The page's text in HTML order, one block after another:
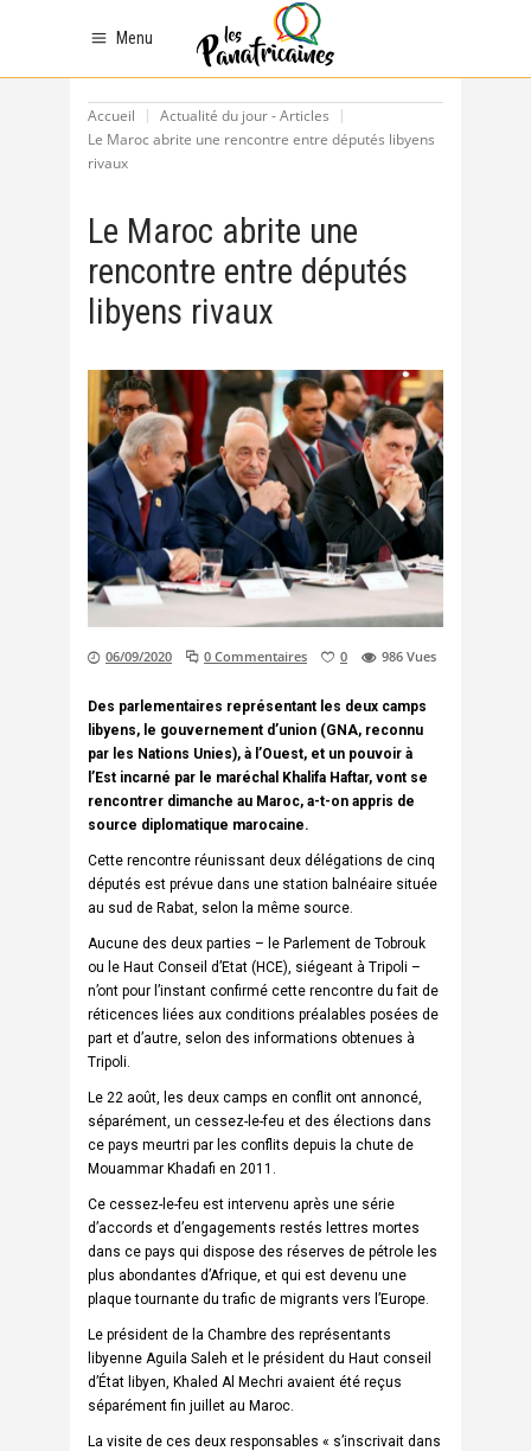
Menu
Accueil
Actualité du jour - Articles
Le Maroc abrite une rencontre entre députés libyens
rivaux
Le Maroc abrite une
rencontre entre députés
libyens rivaux
06/09/2020 0 Commentaires 0 986 Vues
Des parlementaires représentant les deux camps
libyens, le gouvernement d’union (GNA, reconnu
par les Nations Unies), à l’Ouest, et un pouvoir à
l’Est incarné par le maréchal Khalifa Haftar, vont se
rencontrer dimanche au Maroc, a-t-on appris de
source diplomatique marocaine.
Cette rencontre réunissant deux délégations de cinq
députés est prévue dans une station balnéaire située
au sud de Rabat, selon la même source.
Aucune des deux parties – le Parlement de Tobrouk
ou le Haut Conseil d’Etat (HCE), siégeant à Tripoli –
n’ont pour l’instant confirmé cette rencontre du fait de
réticences liées aux conditions préalables posées de
part et d’autre, selon des informations obtenues à
Tripoli.
Le 22 août, les deux camps en conflit ont annoncé,
séparément, un cessez-le-feu et des élections dans
ce pays meurtri par les conflits depuis la chute de
Mouammar Khadafi en 2011.
Ce cessez-le-feu est intervenu après une série
d’accords et d’engagements restés lettres mortes
dans ce pays qui dispose des réserves de pétrole les
plus abondantes d’Afrique, et qui est devenu une
plaque tournante du trafic de migrants vers l’Europe.
Le président de la Chambre des représentants
libyenne Aguila Saleh et le président du Haut conseil
d’État libyen, Khaled Al Mechri avaient été reçus
séparément fin juillet au Maroc.
La visite de ces deux responsables « s’inscrivait dans